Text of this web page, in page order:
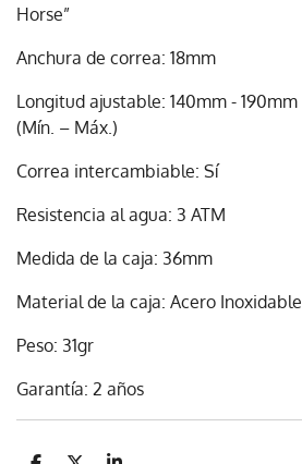
Horse”
Anchura de correa: 18mm
Longitud ajustable: 140mm - 190mm
(Mín. – Máx.)
Correa intercambiable: Sí
Resistencia al agua: 3 ATM
Medida de la caja: 36mm
Material de la caja: Acero Inoxidable
Peso: 31gr
Garantía: 2 años